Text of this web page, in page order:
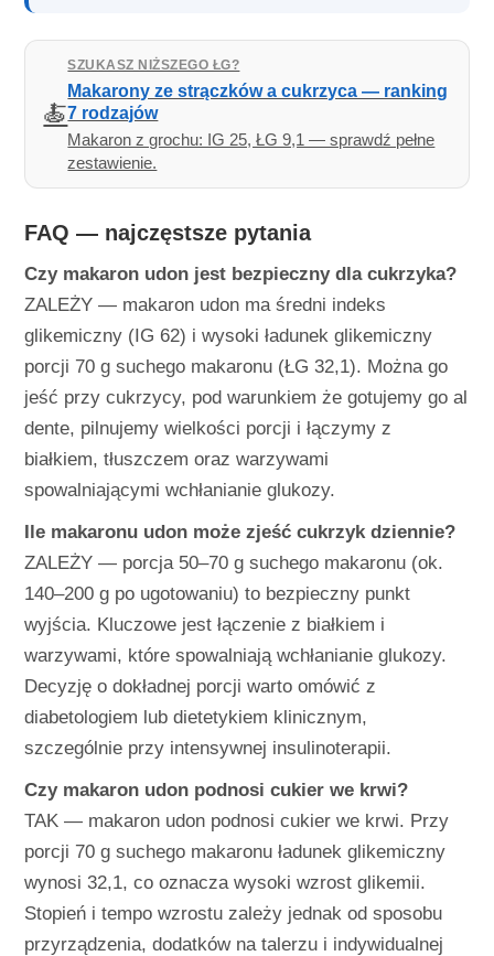
🍝
SZUKASZ NIŻSZEGO ŁG?
Makarony ze strączków a cukrzyca — ranking
7 rodzajów
Makaron z grochu: IG 25, ŁG 9,1 — sprawdź pełne
zestawienie.
FAQ — najczęstsze pytania
Czy makaron udon jest bezpieczny dla cukrzyka?
ZALEŻY — makaron udon ma średni indeks
glikemiczny (IG 62) i wysoki ładunek glikemiczny
porcji 70 g suchego makaronu (ŁG 32,1). Można go
jeść przy cukrzycy, pod warunkiem że gotujemy go al
dente, pilnujemy wielkości porcji i łączymy z
białkiem, tłuszczem oraz warzywami
spowalniającymi wchłanianie glukozy.
Ile makaronu udon może zjeść cukrzyk dziennie?
ZALEŻY — porcja 50–70 g suchego makaronu (ok.
140–200 g po ugotowaniu) to bezpieczny punkt
wyjścia. Kluczowe jest łączenie z białkiem i
warzywami, które spowalniają wchłanianie glukozy.
Decyzję o dokładnej porcji warto omówić z
diabetologiem lub dietetykiem klinicznym,
szczególnie przy intensywnej insulinoterapii.
Czy makaron udon podnosi cukier we krwi?
TAK — makaron udon podnosi cukier we krwi. Przy
porcji 70 g suchego makaronu ładunek glikemiczny
wynosi 32,1, co oznacza wysoki wzrost glikemii.
Stopień i tempo wzrostu zależy jednak od sposobu
przyrządzenia, dodatków na talerzu i indywidualnej